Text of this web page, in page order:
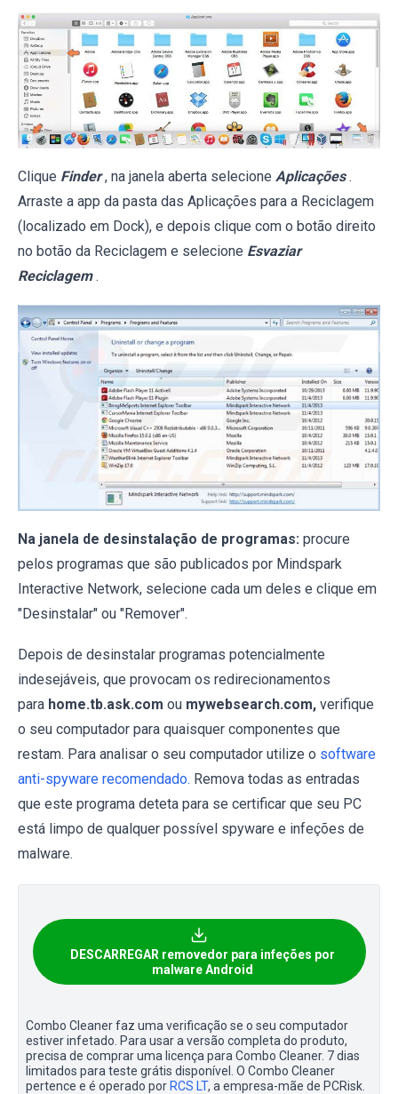
Clique Finder , na janela aberta selecione Aplicações .
Arraste a app da pasta das Aplicações para a Reciclagem
(localizado em Dock), e depois clique com o botão direito
no botão da Reciclagem e selecione Esvaziar
Reciclagem .
Na janela de desinstalação de programas: procure
pelos programas que são publicados por Mindspark
Interactive Network, selecione cada um deles e clique em
"Desinstalar" ou "Remover".
Depois de desinstalar programas potencialmente
indesejáveis, que provocam os redirecionamentos
para home.tb.ask.com ou mywebsearch.com, verifique
o seu computador para quaisquer componentes que
restam. Para analisar o seu computador utilize o software
anti-spyware recomendado. Remova todas as entradas
que este programa deteta para se certificar que seu PC
está limpo de qualquer possível spyware e infeções de
malware.
DESCARREGAR removedor para infeções por
malware Android
Combo Cleaner faz uma verificação se o seu computador
estiver infetado. Para usar a versão completa do produto,
precisa de comprar uma licença para Combo Cleaner. 7 dias
limitados para teste grátis disponível. O Combo Cleaner
pertence e é operado porRCS LT, a empresa-mãe de PCRisk.